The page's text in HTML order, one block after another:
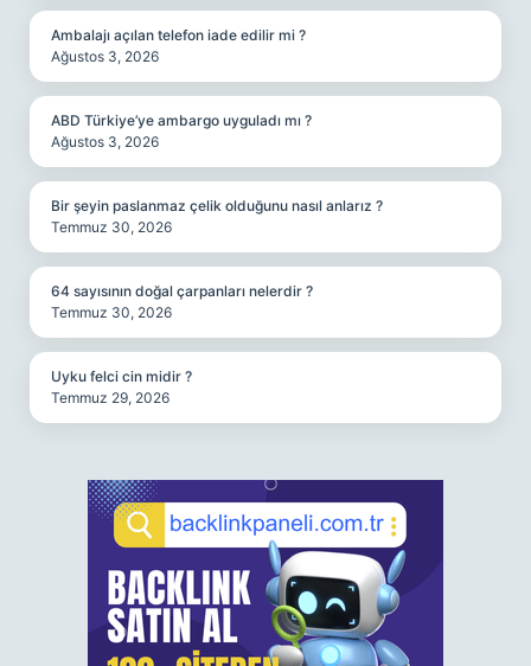
Ambalajı açılan telefon iade edilir mi ?
Ağustos 3, 2026
ABD Türkiye’ye ambargo uyguladı mı ?
Ağustos 3, 2026
Bir şeyin paslanmaz çelik olduğunu nasıl anlarız ?
Temmuz 30, 2026
64 sayısının doğal çarpanları nelerdir ?
Temmuz 30, 2026
Uyku felci cin midir ?
Temmuz 29, 2026